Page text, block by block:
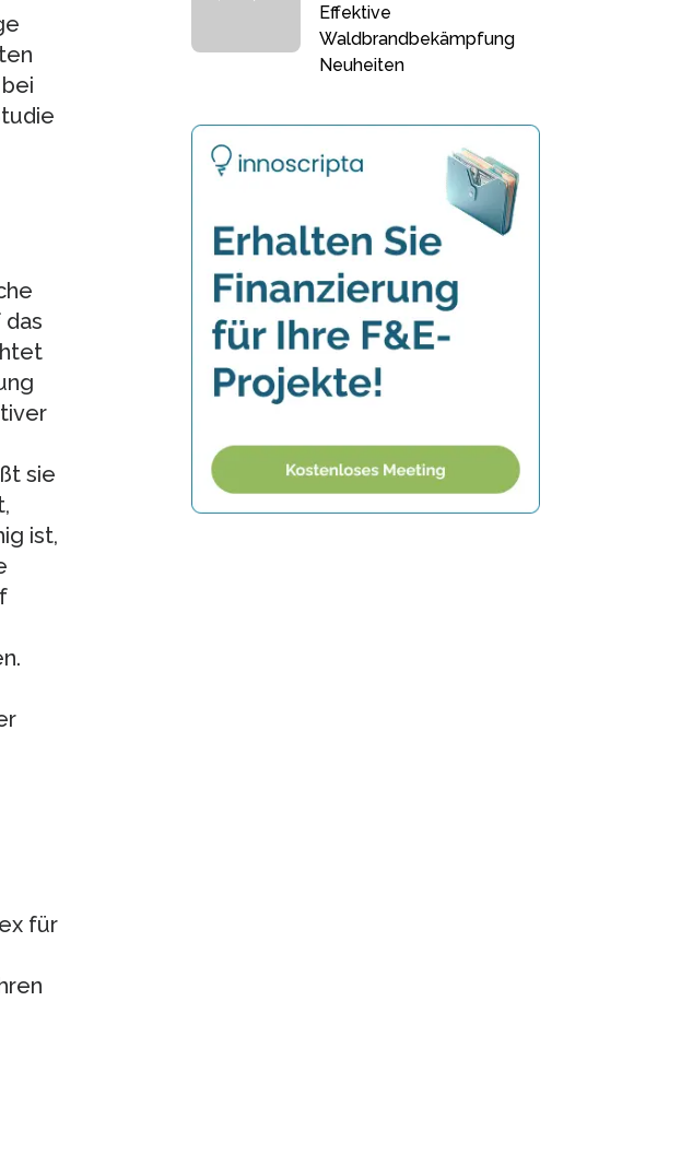
sie
ist,
für
Effektive
Waldbrandbekämpfung
Neuheiten